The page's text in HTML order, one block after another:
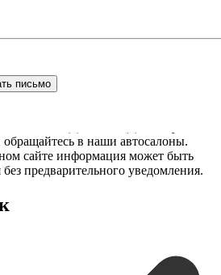
письмо
информация носит
и не является публичной офертой,
ст. 437 (2) ГК РФ. Для получения
в наши автосалоны.
сайте информация может быть
предварительного уведомления.